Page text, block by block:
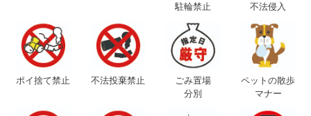
駐輪禁止
不法侵入
ポイ捨て禁止 不法投棄禁止
ごみ置場
分別
ペットの散歩
マナー